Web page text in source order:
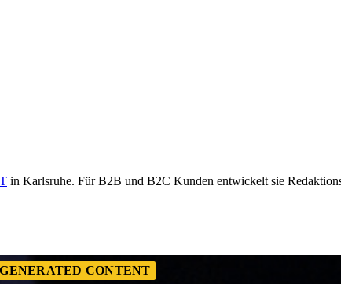
in Karlsruhe. Für B2B und B2C Kunden entwickelt sie
CONTENT